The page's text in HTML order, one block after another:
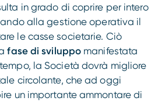
in grado di coprire per intero
alla gestione operativa il
le casse societarie. Ciò
fase di sviluppo manifestata
la Società dovrà migliore
circolante, che ad oggi
un importante ammontare di